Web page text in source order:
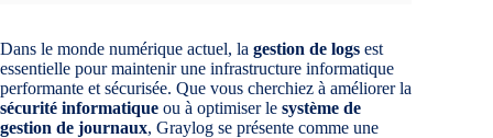
Dans le monde numérique actuel, la gestion de logs est
essentielle pour maintenir une infrastructure informatique
performante et sécurisée. Que vous cherchiez à améliorer la
sécurité informatique ou à optimiser le système de
gestion de journaux, Graylog se présente comme une